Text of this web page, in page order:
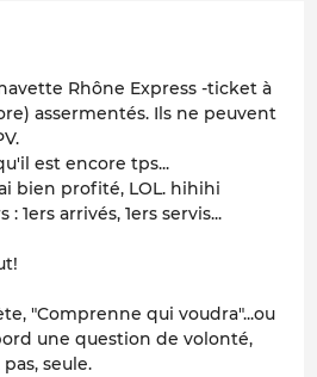
Rhône Express -ticket à
assermentés. Ils ne peuvent
est encore tps...
bien profité, LOL. hihihi
1ers arrivés, 1ers servis...
"Comprenne qui voudra"...ou
une question de volonté,
seule.